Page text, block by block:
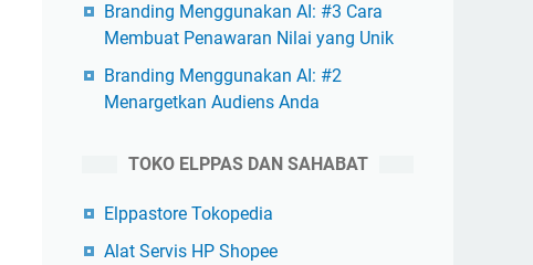
Branding Menggunakan AI: #3 Cara
Membuat Penawaran Nilai yang Unik
Branding Menggunakan AI: #2
Menargetkan Audiens Anda
TOKO ELPPAS DAN SAHABAT
Elppastore Tokopedia
Alat Servis HP Shopee